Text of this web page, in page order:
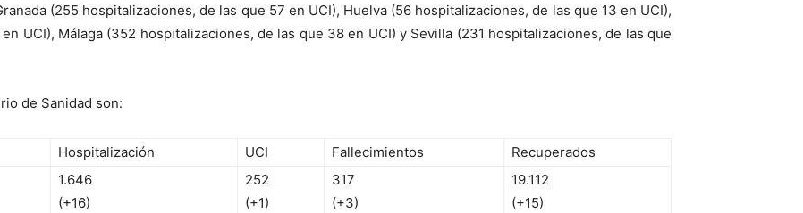
(255 hospitalizaciones, de las que 57 en UCI), Huelva (56 hospitalizaciones, de las que 13 en UCI),
UCI), Málaga (352 hospitalizaciones, de las que 38 en UCI) y Sevilla (231 hospitalizaciones, de las que
de Sanidad son:
Hospitalización UCI Fallecimientos Recuperados
1.646
(+16)
252
(+1)
317
(+3)
19.112
(+15)